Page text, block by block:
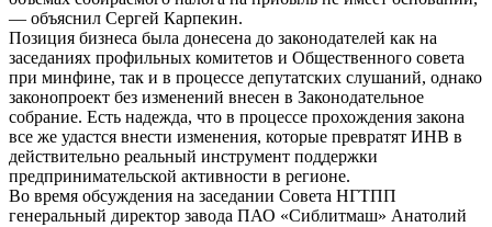
— объяснил Сергей Карпекин.
Позиция бизнеса была донесена до законодателей как на
заседаниях профильных комитетов и Общественного совета
при минфине, так и в процессе депутатских слушаний, однако
законопроект без изменений внесен в Законодательное
собрание. Есть надежда, что в процессе прохождения закона
все же удастся внести изменения, которые превратят ИНВ в
действительно реальный инструмент поддержки
предпринимательской активности в регионе.
Во время обсуждения на заседании Совета НГТПП
генеральный директор завода ПАО «Сиблитмаш» Анатолий